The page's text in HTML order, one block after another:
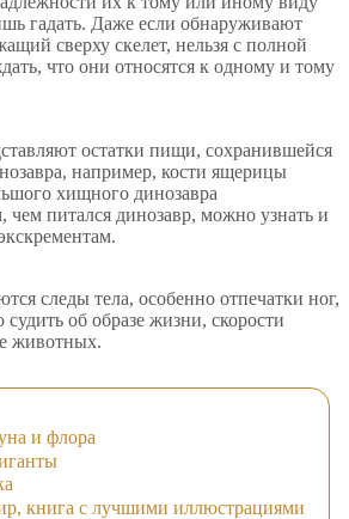
гадать. Даже если обнаруживают
сверху скелет, нельзя с полной
что они относятся к одному и тому
остатки пищи, сохранившейся
например, кости ящерицы
хищного динозавра
чем питался динозавр, можно узнать и
следы тела, особенно отпечатки ног,
об образе жизни, скорости
животных.
и флора
книга с лучшими иллюстрациями